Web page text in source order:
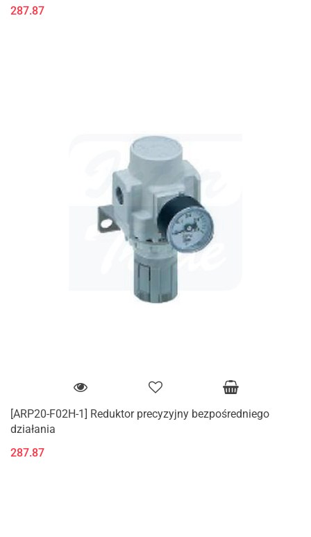
287.87
[ARP20-F02H-1] Reduktor precyzyjny bezpośredniego
działania
287.87